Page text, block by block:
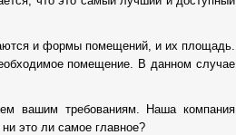
и формы помещений, и их площадь.
помещение. В данном случае
вашим требованиям. Наша компания
это ли самое главное?